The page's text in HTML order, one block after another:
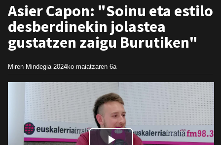
Asier Capon: "Soinu eta estilo
desberdinekin jolastea
gustatzen zaigu Burutiken"
Miren Mindegia 2024ko maiatzaren 6a